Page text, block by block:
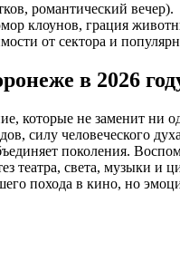
романтический вечер).
клоунов, грация
от сектора и
в 2026
которые не заменит ни
силу человеческого
поколения.
света, музыки и
похода в кино, но